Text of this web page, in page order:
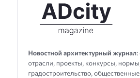
Новостной архитектурный журнал:
отрасли, проекты, конкурсы, нормы,
градостроительство,